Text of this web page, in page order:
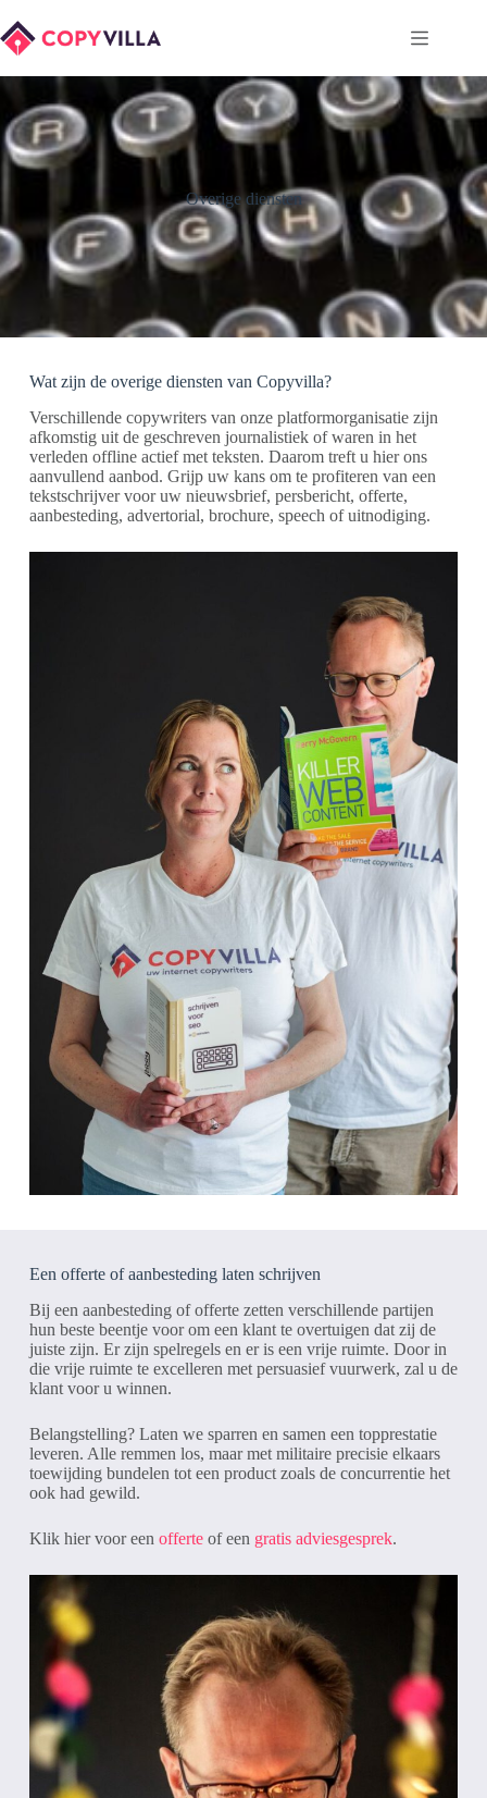
naar
de
Overige diensten
Wat zijn de overige diensten van Copyvilla?
Verschillende copywriters van onze platformorganisatie zijn
afkomstig uit de geschreven journalistiek of waren in het
verleden offline actief met teksten. Daarom treft u hier ons
aanvullend aanbod. Grijp uw kans om te profiteren van een
tekstschrijver voor uw nieuwsbrief, persbericht, offerte,
aanbesteding, advertorial, brochure, speech of uitnodiging.
Een offerte of aanbesteding laten schrijven
Bij een aanbesteding of offerte zetten verschillende partijen
hun beste beentje voor om een klant te overtuigen dat zij de
juiste zijn. Er zijn spelregels en er is een vrije ruimte. Door in
die vrije ruimte te excelleren met persuasief vuurwerk, zal u de
klant voor u winnen.
Belangstelling? Laten we sparren en samen een topprestatie
leveren. Alle remmen los, maar met militaire precisie elkaars
toewijding bundelen tot een product zoals de concurrentie het
ook had gewild.
Klik hier voor een offerteof een gratis adviesgesprek.